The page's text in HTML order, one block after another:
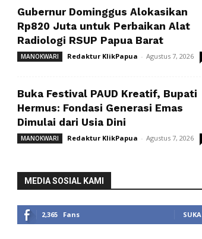
Gubernur Dominggus Alokasikan
Rp820 Juta untuk Perbaikan Alat
Radiologi RSUP Papua Barat
MANOKWARI Redaktur KlikPapua - Agustus 7, 2026
Buka Festival PAUD Kreatif, Bupati
Hermus: Fondasi Generasi Emas
Dimulai dari Usia Dini
MANOKWARI Redaktur KlikPapua - Agustus 7, 2026
MEDIA SOSIAL KAMI
2,365 Fans SUKA